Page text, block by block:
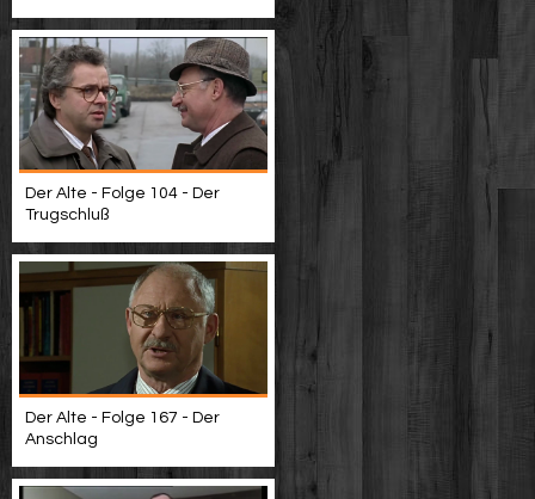
Der Alte - Folge 104 - Der
Trugschluß
Der Alte - Folge 167 - Der
Anschlag